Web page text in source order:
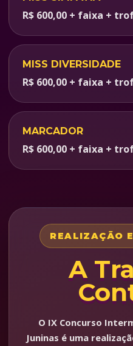
R$ 600,00 + faixa +
MISS DIVERSIDADE
R$ 600,00 + faixa +
MARCADOR
R$ 600,00 + faixa +
REALIZAÇÃO
A
O IX Concurso
Juninas é uma